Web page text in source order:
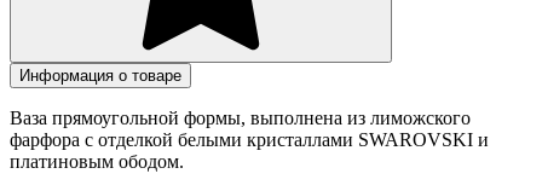
Информация о товаре
Ваза прямоугольной формы, выполнена из лиможского
фарфора с отделкой белыми кристаллами SWAROVSKI и
платиновым ободом.